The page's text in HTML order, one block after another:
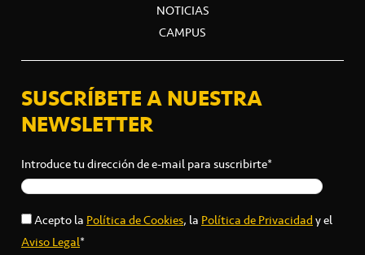
NOTICIAS
CAMPUS
SUSCRÍBETE A NUESTRA
NEWSLETTER
Introduce tu dirección de e-mail para suscribirte*
Acepto laPolítica de Cookies, laPolítica de Privacidady el
Aviso Legal*